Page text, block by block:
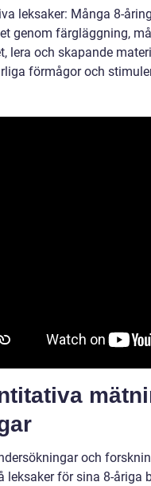
leksaker: Många 8-
genom färgläggning,
lera och skapande
förmågor och
och
leksaker för sina 8-åriga